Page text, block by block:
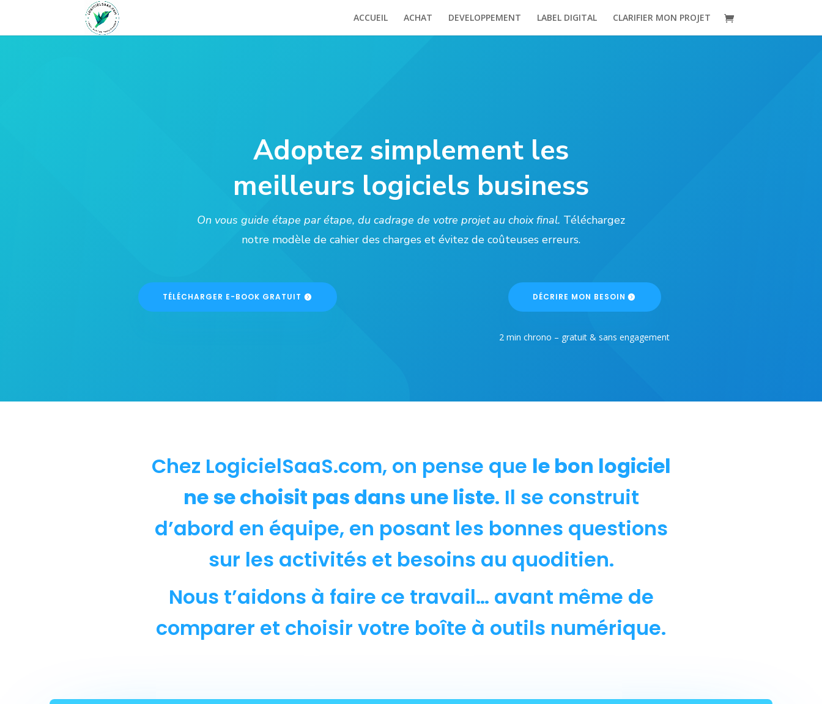
ACCUEIL ACHAT DEVELOPPEMENT LABEL DIGITAL CLARIFIER MON PROJET
Adoptez simplement les
meilleurs logiciels business
On vous guide étape par étape, du cadrage de votre projet au choix final. Téléchargez
notre modèle de cahier des charges et évitez de coûteuses erreurs.
TÉLÉCHARGER E-BOOK GRATUIT DÉCRIRE MON BESOIN
2 min chrono – gratuit & sans engagement
Chez LogicielSaaS.com, on pense que le bon logiciel
ne se choisit pas dans une liste. Il se construit
d’abord en équipe, en posant les bonnes questions
sur les activités et besoins au quoditien.
Nous t’aidons à faire ce travail… avant même de
comparer et choisir votre boîte à outils numérique.